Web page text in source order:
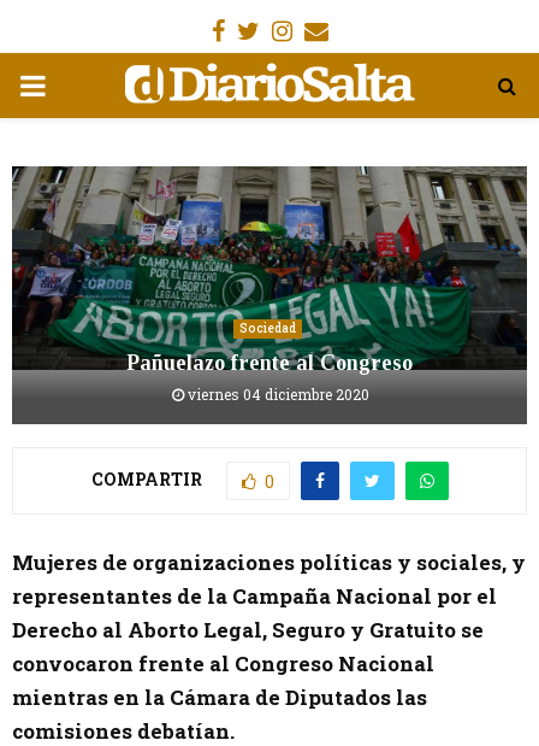
Facebook
Gorjeo
Instagram
Email
MENÚ
Sociedad
Pañuelazo frente al Congreso
viernes 04 diciembre 2020
COMPARTIR 0
Mujeres de organizaciones políticas y sociales, y
representantes de la Campaña Nacional por el
Derecho al Aborto Legal, Seguro y Gratuito se
convocaron frente al Congreso Nacional
mientras en la Cámara de Diputados las
comisiones debatían.